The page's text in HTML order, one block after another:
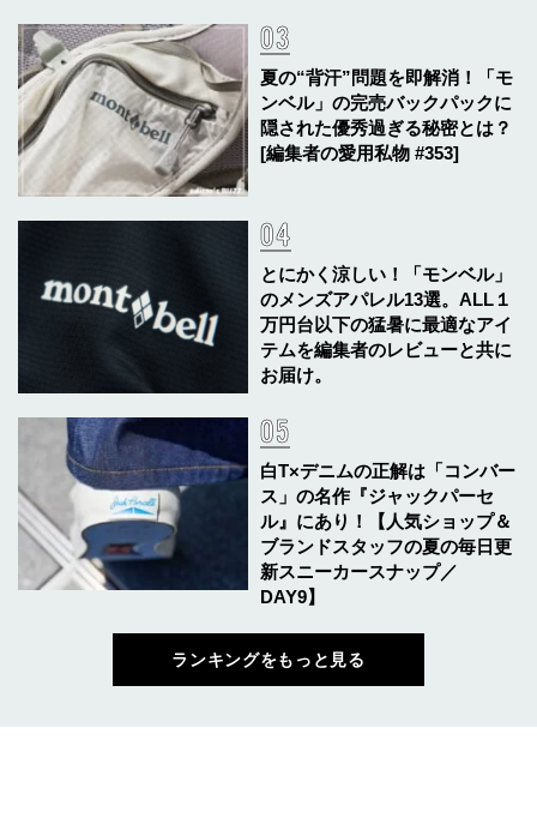
夏の“背汗”問題を即解消！「モ
ンベル」の完売バックパックに
隠された優秀過ぎる秘密とは？
[編集者の愛用私物 #353]
とにかく涼しい！「モンベル」
のメンズアパレル13選。ALL１
万円台以下の猛暑に最適なアイ
テムを編集者のレビューと共に
お届け。
白T×デニムの正解は「コンバー
ス」の名作『ジャックパーセ
ル』にあり！【人気ショップ＆
ブランドスタッフの夏の毎日更
新スニーカースナップ／
DAY9】
ランキングをもっと見る